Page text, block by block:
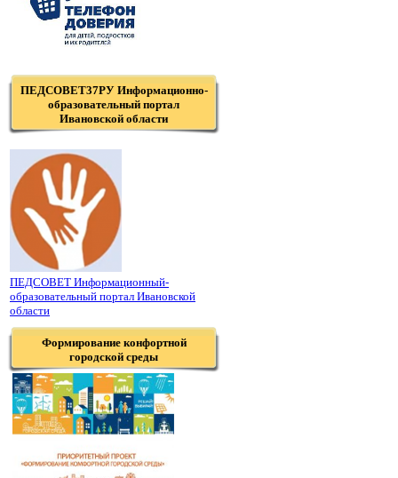
ПЕДСОВЕТ37РУ Информационно-
образовательный портал
Ивановской области
ПЕДСОВЕТ Информационный-
образовательный портал Ивановской
области
Формирование конфортной
городской среды